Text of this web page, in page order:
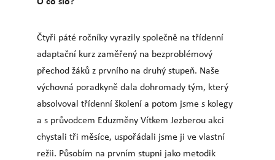
Čtyři páté ročníky vyrazily společně na třídenní
adaptační kurz zaměřený na bezproblémový
přechod žáků z prvního na druhý stupeň. Naše
výchovná poradkyně dala dohromady tým, který
absolvoval třídenní školení a potom jsme s kolegy
a s průvodcem Eduzměny Vítkem Jezberou akci
chystali tři měsíce, uspořádali jsme ji ve vlastní
režii. Působím na prvním stupni jako metodik